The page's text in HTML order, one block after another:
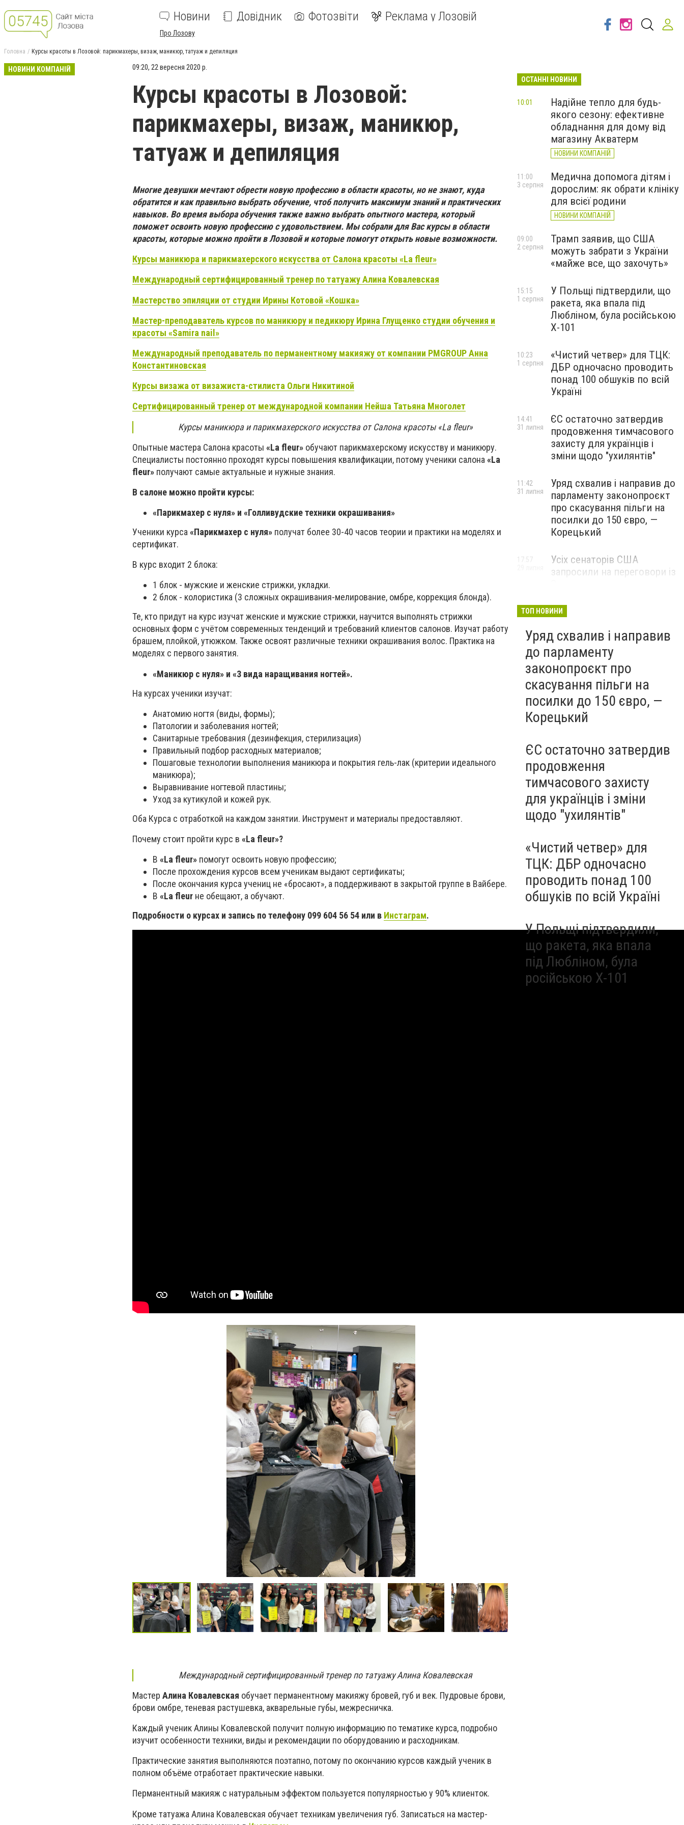
Новини Довідник Фотозвіти Реклама у Лозовій
Про Лозову
Головна Курсы красоты в Лозовой: парикмахеры, визаж, маникюр, татуаж и депиляция
НОВИНИ КОМПАНІЙ 09:20, 22 вересня 2020 р.
Курсы красоты в Лозовой:
парикмахеры, визаж, маникюр,
татуаж и депиляция
Многие девушки мечтают обрести новую профессию в области красоты, но не знают, куда
обратится и как правильно выбрать обучение, чтоб получить максимум знаний и практических
навыков. Во время выбора обучения также важно выбрать опытного мастера, который
поможет освоить новую профессию с удовольствием. Мы собрали для Вас курсы в области
красоты, которые можно пройти в Лозовой и которые помогут открыть новые возможности.
Курсы маникюра и парикмахерского искусства от Салона красоты «La fleur»
Международный сертифицированный тренер по татуажу Алина Ковалевская
Мастерство эпиляции от студии Ирины Котовой «Кошка»
Мастер-преподаватель курсов по маникюру и педикюру Ирина Глущенко студии обучения и
красоты «Samira nail»
Международный преподаватель по перманентному макияжу от компании PMGROUP Анна
Константиновская
Курсы визажа от визажиста-стилиста Ольги Никитиной
Сертифицированный тренер от международной компании Нейша Татьяна Многолет
Курсы маникюра и парикмахерского искусства от Салона красоты «La fleur»
Опытные мастера Салона красоты «La fleur» обучают парикмахерскому искусству и маникюру.
Специалисты постоянно проходят курсы повышения квалификации, потому ученики салона «La
fleur» получают самые актуальные и нужные знания.
В салоне можно пройти курсы:
«Парикмахер с нуля» и «Голливудские техники окрашивания»
Ученики курса «Парикмахер с нуля» получат более 30-40 часов теории и практики на моделях и
сертификат.
В курс входит 2 блока:
1 блок - мужские и женские стрижки, укладки.
2 блок - колористика (3 сложных окрашивания-мелирование, омбре, коррекция блонда).
Те, кто придут на курс изучат женские и мужские стрижки, научится выполнять стрижки
основных форм с учётом современных тенденций и требований клиентов салонов. Изучат работу
брашем, плойкой, утюжком. Также освоят различные техники окрашивания волос. Практика на
моделях с первого занятия.
«Маникюр с нуля» и «3 вида наращивания ногтей».
На курсах ученики изучат:
Анатомию ногтя (виды, формы);
Патологии и заболевания ногтей;
Санитарные требования (дезинфекция, стерилизация)
Правильный подбор расходных материалов;
Пошаговые технологии выполнения маникюра и покрытия гель-лак (критерии идеального
маникюра);
Выравнивание ногтевой пластины;
Уход за кутикулой и кожей рук.
Оба Курса с отработкой на каждом занятии. Инструмент и материалы предоставляют.
Почему стоит пройти курс в «La fleur»?
В «La fleur» помогут освоить новую профессию;
После прохождения курсов всем ученикам выдают сертификаты;
После окончания курса учениц не «бросают», а поддерживают в закрытой группе в Вайбере.
В «La fleur не обещают, а обучают.
Подробности о курсах и запись по телефону 099 604 56 54 или в Инстаграм.
Международный сертифицированный тренер по татуажу Алина Ковалевская
Мастер Алина Ковалевская обучает перманентному макияжу бровей, губ и век. Пудровые брови,
брови омбре, теневая растушевка, акварельные губы, межресничка.
Каждый ученик Алины Ковалевской получит полную информацию по тематике курса, подробно
изучит особенности техники, виды и рекомендации по оборудованию и расходникам.
Практические занятия выполняются поэтапно, потому по окончанию курсов каждый ученик в
полном объёме отработает практические навыки.
Перманентный макияж с натуральным эффектом пользуется популярностью у 90% клиенток.
Кроме татуажа Алина Ковалевская обучает техникам увеличения губ. Записаться на мастер-
ОСТАННІ НОВИНИ
Надійне тепло для будь-
якого сезону: ефективне
обладнання для дому від
магазину Акватерм
НОВИНИ КОМПАНІЙ
10:01
Медична допомога дітям і
дорослим: як обрати клініку
для всієї родини
НОВИНИ КОМПАНІЙ
11:00
3 серпня
Трамп заявив, що США
можуть забрати з України
«майже все, що захочуть»
09:00
2 серпня
У Польщі підтвердили, що
ракета, яка впала під
Любліном, була російською
Х-101
15:15
1 серпня
«Чистий четвер» для ТЦК:
ДБР одночасно проводить
понад 100 обшуків по всій
Україні
10:23
1 серпня
ЄС остаточно затвердив
продовження тимчасового
захисту для українців і
зміни щодо "ухилянтів"
14:41
31 липня
Уряд схвалив і направив до
парламенту законопроєкт
про скасування пільги на
посилки до 150 євро, —
Корецький
11:42
31 липня
Усіх сенаторів США
запросили на переговори із
Росії, – The Hill
17:57
ТОП НОВИНИ
Уряд схвалив і направив
до парламенту
законопроєкт про
скасування пільги на
посилки до 150 євро, —
Корецький
ЄС остаточно затвердив
продовження
тимчасового захисту
для українців і зміни
щодо "ухилянтів"
«Чистий четвер» для
ТЦК: ДБР одночасно
проводить понад 100
обшуків по всій Україні
У Польщі підтвердили,
що ракета, яка впала
під Любліном, була
російською Х-101